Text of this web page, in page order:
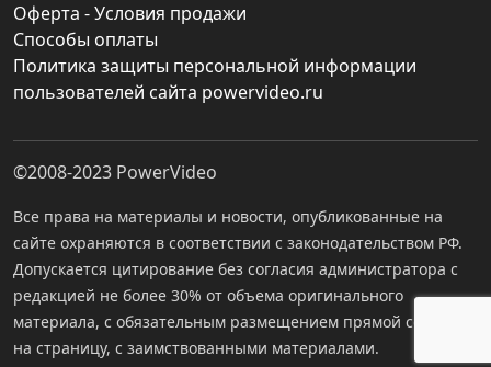
Оферта - Условия продажи
Способы оплаты
Политика защиты персональной информации
пользователей сайта powervideo.ru
©2008-2023 PowerVideo
Все права на материалы и новости, опубликованные на
сайте охраняются в соответствии с законодательством РФ.
Допускается цитирование без согласия администратора с
редакцией не более 30% от объема оригинального
материала, с обязательным размещением прямой ссылки
на страницу, с заимствованными материалами.